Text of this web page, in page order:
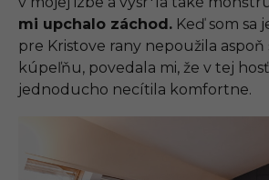
mi upchalo záchod. Keď som sa
pre Kristove rany nepoužila
kúpeľňu, povedala mi, že v tej
jednoducho necítila komfortne.